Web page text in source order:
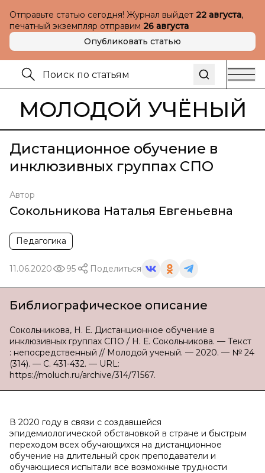
Отправьте статью сегодня! Журнал выйдет 22 августа,
печатный экземпляр отправим 26 августа
Опубликовать статью
МОЛОДОЙ УЧЁНЫЙ
Дистанционное обучение в
инклюзивных группах СПО
Автор
Сокольникова Наталья Евгеньевна
Педагогика
11.06.2020 95 Поделиться
Библиографическое описание
Сокольникова, Н. Е. Дистанционное обучение в
инклюзивных группах СПО / Н. Е. Сокольникова. — Текст
: непосредственный // Молодой ученый. — 2020. — № 24
(314). — С. 431-432. — URL:
https://moluch.ru/archive/314/71567.
В 2020 году в связи с создавшейся
эпидемиологической обстановкой в стране и быстрым
переходом всех обучающихся на дистанционное
обучение на длительный срок преподаватели и
обучающиеся испытали все возможные трудности